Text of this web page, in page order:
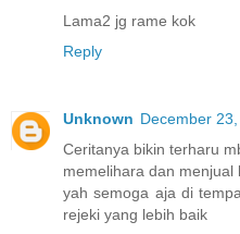
Lama2 jg rame kok
Reply
Unknown December
Ceritanya bikin terharu
memelihara dan
yah semoga aja di
rejeki yang lebih baik